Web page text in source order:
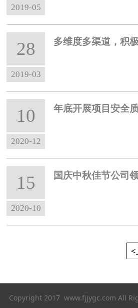
2019-05
28
2019-03
多维度多渠道，积
10
2020-12
年底开展项目安全
15
2020-10
<
Copyright 2017 www.fjjygc.com All